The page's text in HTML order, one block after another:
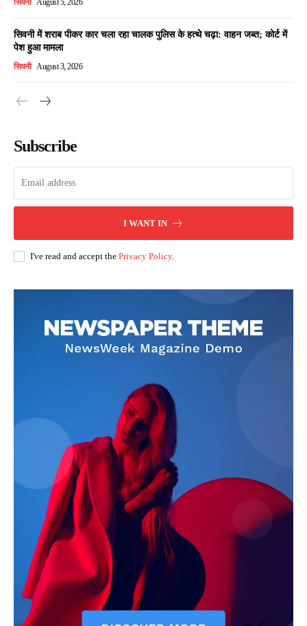
सिवनी August 5, 2026
सिवनी में शराब पीकर कार चला रहा चालक पुलिस के हत्थे चढ़ा: वाहन जब्त; कोर्ट में
पेश हुआ मामला
सिवनी August 3, 2026
Subscribe
I WANT IN
I've read and accept the Privacy Policy.